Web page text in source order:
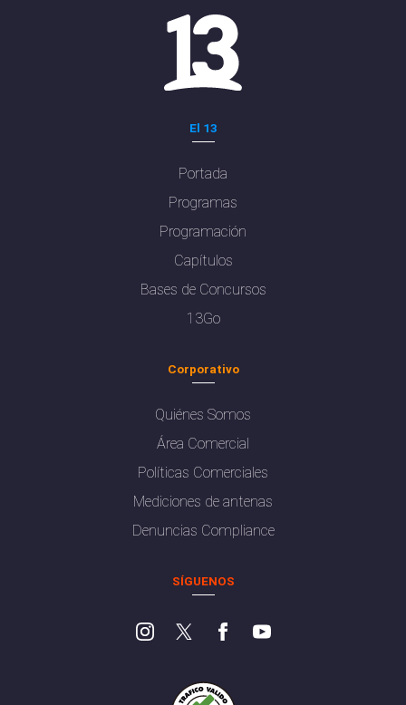
El 13
Portada
Programas
Programación
Capítulos
Bases de Concursos
13Go
Corporativo
Quiénes Somos
Área Comercial
Políticas Comerciales
Mediciones de antenas
Denuncias Compliance
SÍGUENOS